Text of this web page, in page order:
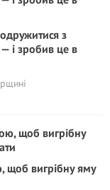
з
і зробив це в
щоб вигрібну яму